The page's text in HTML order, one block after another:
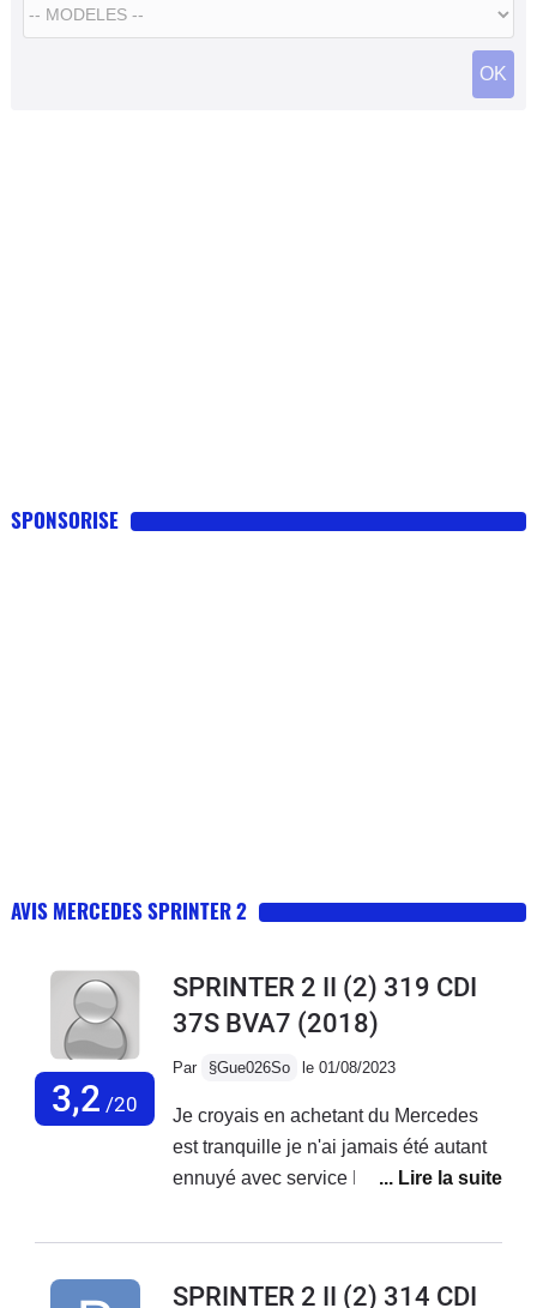
SPONSORISE
AVIS MERCEDES SPRINTER 2
3,2 /20
SPRINTER 2 II (2) 319 CDI
37S BVA7 (2018)
Par §Gue026So le 01/08/2023
Je croyais en achetant du Mercedes
est tranquille je n'ai jamais été autant
ennuyé avec service Mercedes France
je reste avec mes problèmes sur le
mois avec 20000 kmBatterie qui a
SPRINTER 2 II (2) 314 CDI